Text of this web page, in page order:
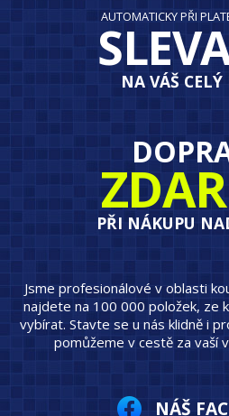
AUTOMATICKY PŘI
NA VÁŠ
PŘI NÁKUPU
Jsme profesionálové v oblasti
najdete na 100 000 položek, ze
vybírat. Stavte se u nás klidně i
pomůžeme v cestě za vaší
NÁŠ